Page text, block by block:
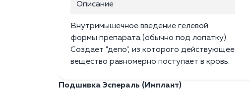
Описание
Внутримышечное введение гелевой
формы препарата (обычно под лопатку).
Создает "депо", из которого действующее
вещество равномерно поступает в кровь.
Подшивка Эспераль (Имплант)